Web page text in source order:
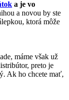
a je vo
a novou by ste
ktorá môže
máme však už
preto je
Ak ho chcete mať,